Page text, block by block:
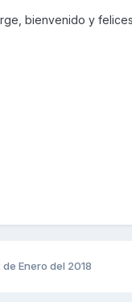
bienvenido y
de Enero del 2018